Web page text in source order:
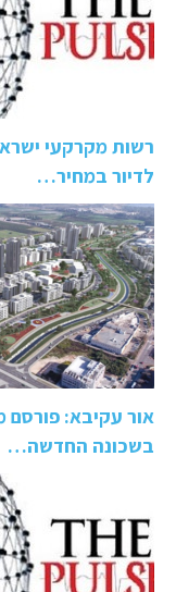
רשות מקרקעי
לדיור במחיר…
אור עקיבא: פורסם
בשכונה החדשה…